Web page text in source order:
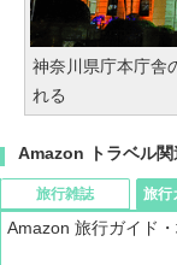
神奈川県庁本庁舎
れる
Amazon トラベル関
旅行雑誌 旅行
Amazon 旅行ガイド